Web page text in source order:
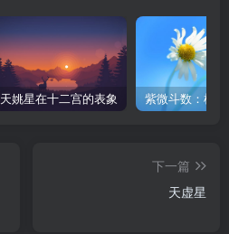
天姚星在十二宫的表象 紫微斗数：机
下一篇
天虚星